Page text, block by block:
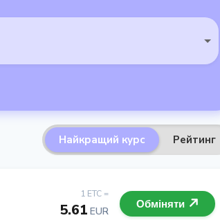
Найкращий курс Рейтинг
1 ETC =
5.61 EUR
Обміняти